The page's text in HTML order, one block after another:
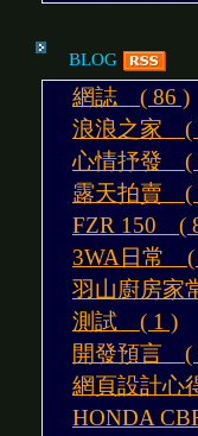
BLOG
網誌 ( 86 )
浪浪之家 (
心情抒發 (
露天拍賣 (
FZR 150 (
3WA日常 (
羽山廚房
測試 ( 1 )
開發預言 (
網頁設計
HONDA